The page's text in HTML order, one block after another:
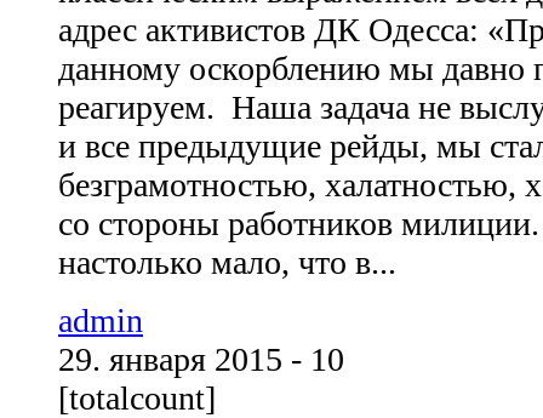
адрес активистов ДК Одесса:
данному оскорблению мы давно
реагируем. Наша задача не
и все предыдущие рейды, мы
безграмотностью, халатностью,
со стороны работников
настолько мало, что в...
admin
29. января 2015 - 10
[totalcount]